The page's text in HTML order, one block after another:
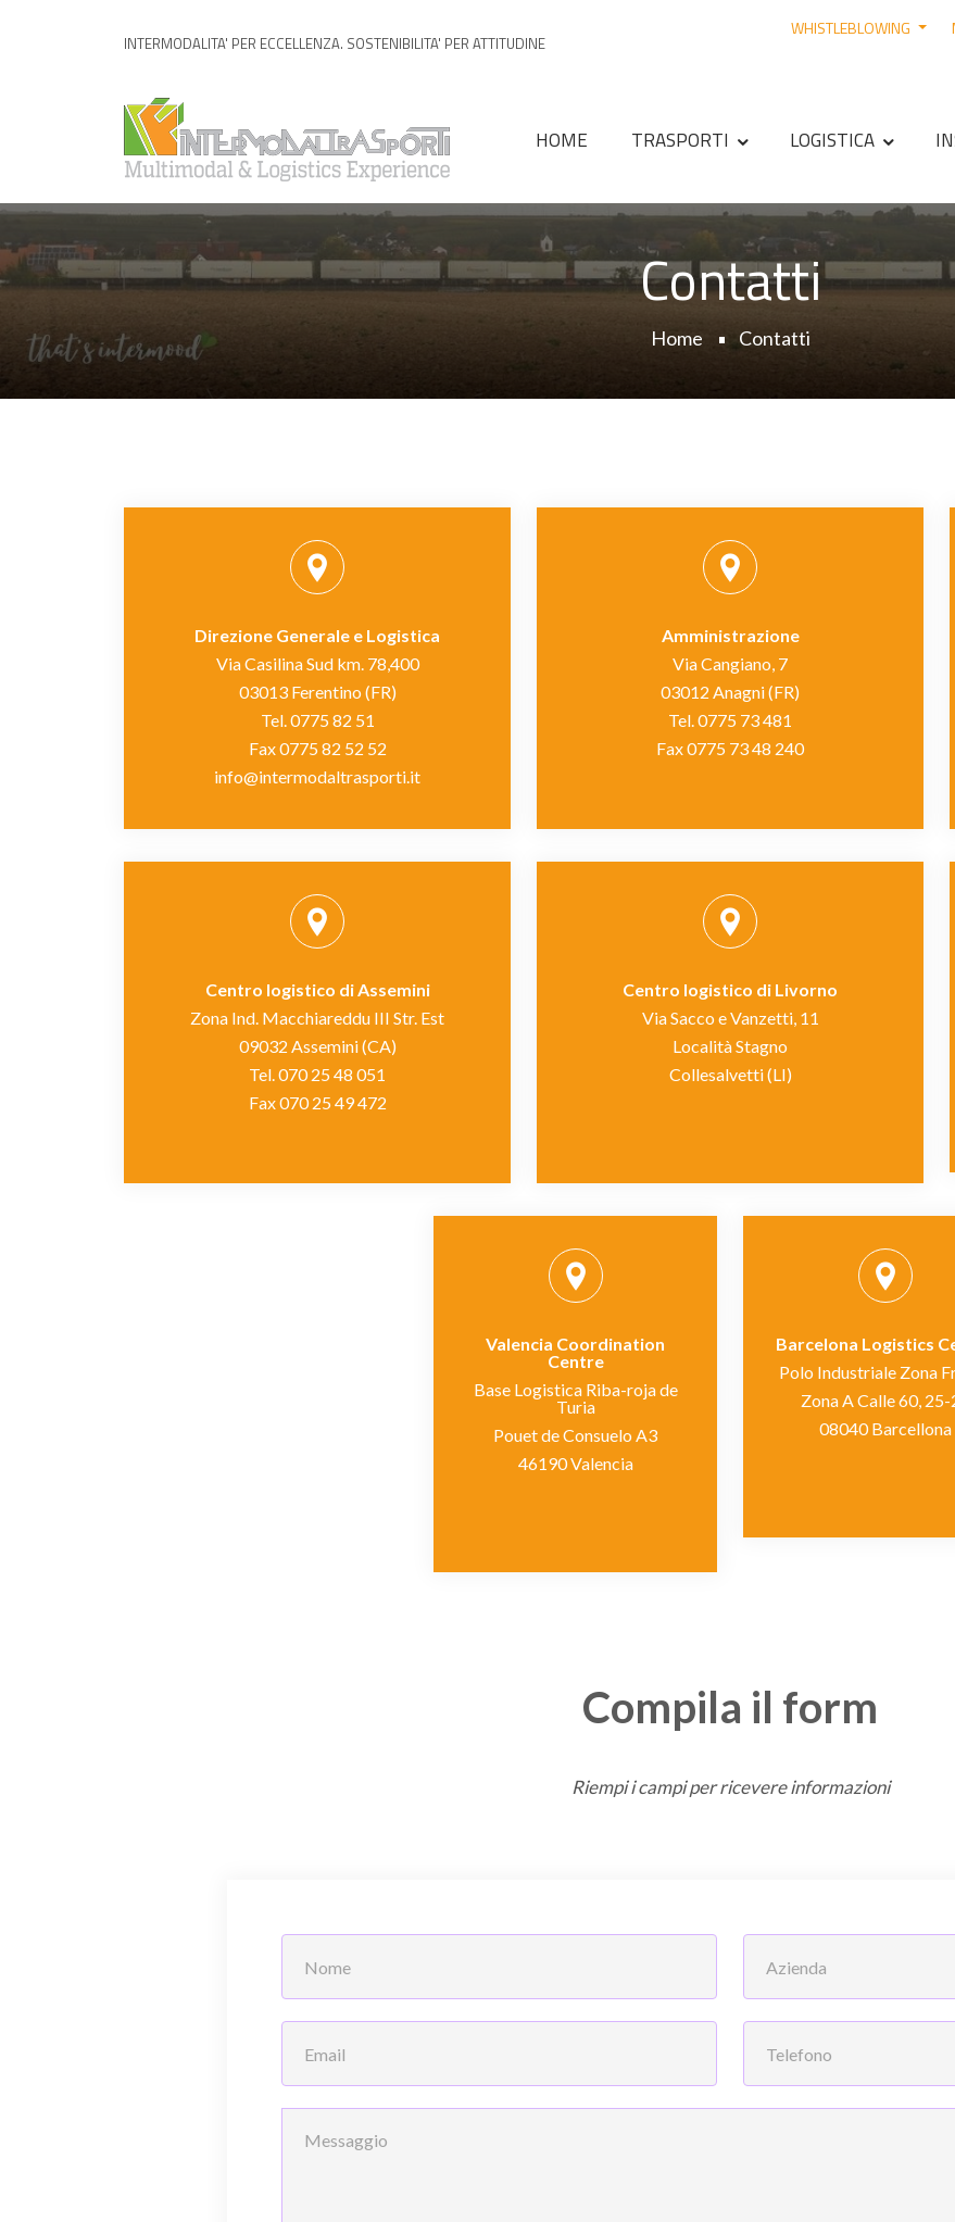
INTERMODALITA' PER ECCELLENZA. SOSTENIBILITA' PER ATTITUDINE
WHISTLEBLOWING
HOME TRASPORTI LOGISTICA
Contatti
Home Contatti
Direzione Generale e Logistica
Via Casilina Sud km. 78,400
03013 Ferentino (FR)
Tel. 0775 82 51
Fax 0775 82 52 52
info@intermodaltrasporti.it
Amministrazione
Via Cangiano, 7
03012 Anagni (FR)
Tel. 0775 73 481
Fax 0775 73 48 240
Centro logistico di Assemini
Zona Ind. Macchiareddu III Str. Est
09032 Assemini (CA)
Tel. 070 25 48 051
Fax 070 25 49 472
Centro logistico di Livorno
Via Sacco e Vanzetti, 11
Località Stagno
Collesalvetti (LI)
Valencia Coordination
Centre
Base Logistica Riba-roja de
Turia
Pouet de Consuelo A3
46190 Valencia
Barcelona Logistics
Polo Industriale Zona
Zona A Calle 60,
08040 Barcellona
Compila il form
Riempi i campi per ricevere informazioni